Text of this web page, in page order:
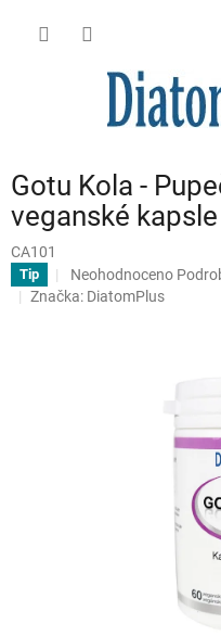
Gotu Kola -
veganské
CA101
Tip
Průměrné
hodnocení
Neohodnoceno
Značka: DiatomPlus